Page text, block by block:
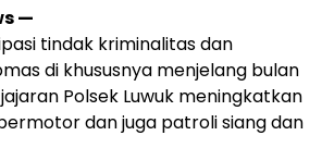
—
tindak kriminalitas dan
di khususnya menjelang bulan
Polsek Luwuk meningkatkan
dan juga patroli siang dan